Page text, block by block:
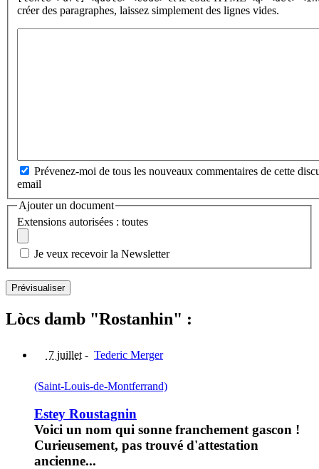
créer des paragraphes, laissez simplement des lignes vides.
Prévenez-moi de tous les nouveaux commentaires de cette
email
Ajouter un document
Extensions autorisées : toutes
Je veux recevoir la Newsletter
Lòcs damb "Rostanhin" :
7 juillet - Tederic Merger
(Saint-Louis-de-Montferrand)
Estey Roustagnin
Voici un nom qui sonne franchement gascon !
Curieusement, pas trouvé d'attestation
ancienne...